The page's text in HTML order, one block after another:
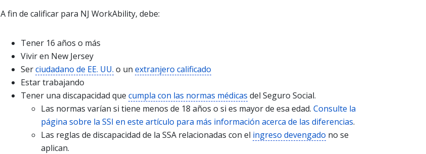
A fin de calificar para NJ WorkAbility, debe:
Tener 16 años o más
Vivir en New Jersey
Serciudadano de EE. UU. o un extranjero calificado
Estar trabajando
Tener una discapacidad que cumpla con las normas médicas del Seguro Social.
Las normas varían si tiene menos de 18 años o si es mayor de esa edad. Consulte la
página sobre la SSI en este artículo para más información acerca de las diferencias.
Las reglas de discapacidad de la SSA relacionadas con el ingreso devengado no se
aplican.